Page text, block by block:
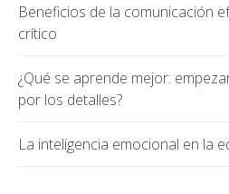
Beneficios de la comunicación
crítico
¿Qué se aprende mejor:
por los detalles?
La inteligencia emocional en la